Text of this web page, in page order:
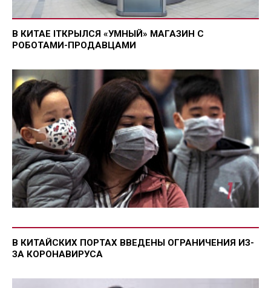
В КИТАЕ IТКРЫЛСЯ «УМНЫЙ» МАГАЗИН С
РОБОТАМИ-ПРОДАВЦАМИ
В КИТАЙСКИХ ПОРТАХ ВВЕДЕНЫ ОГРАНИЧЕНИЯ ИЗ-
ЗА КОРОНАВИРУСА